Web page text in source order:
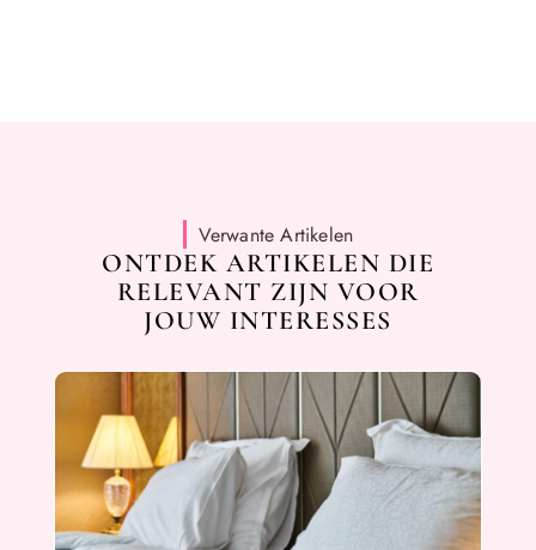
Verwante Artikelen
ONTDEK ARTIKELEN DIE
RELEVANT ZIJN VOOR
JOUW INTERESSES